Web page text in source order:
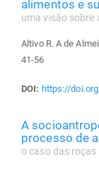
alimentos e
uma visão sobre
Altivo R. A de
41-56
DOI: https://
A
processo de
o caso das